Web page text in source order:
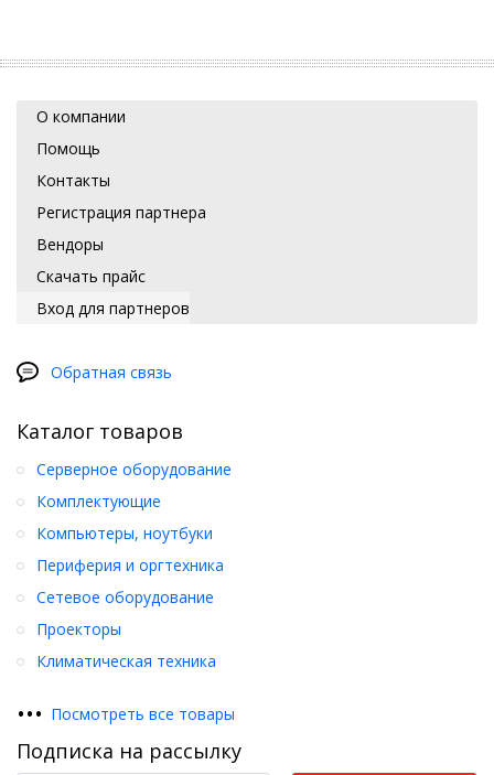
О компании
Помощь
Контакты
Регистрация партнера
Вендоры
Скачать прайс
Вход для партнеров
Обратная связь
Каталог товаров
Серверное оборудование
Комплектующие
Компьютеры, ноутбуки
Периферия и оргтехника
Сетевое оборудование
Проекторы
Климатическая техника
••• Посмотреть все товары
Подписка на рассылку